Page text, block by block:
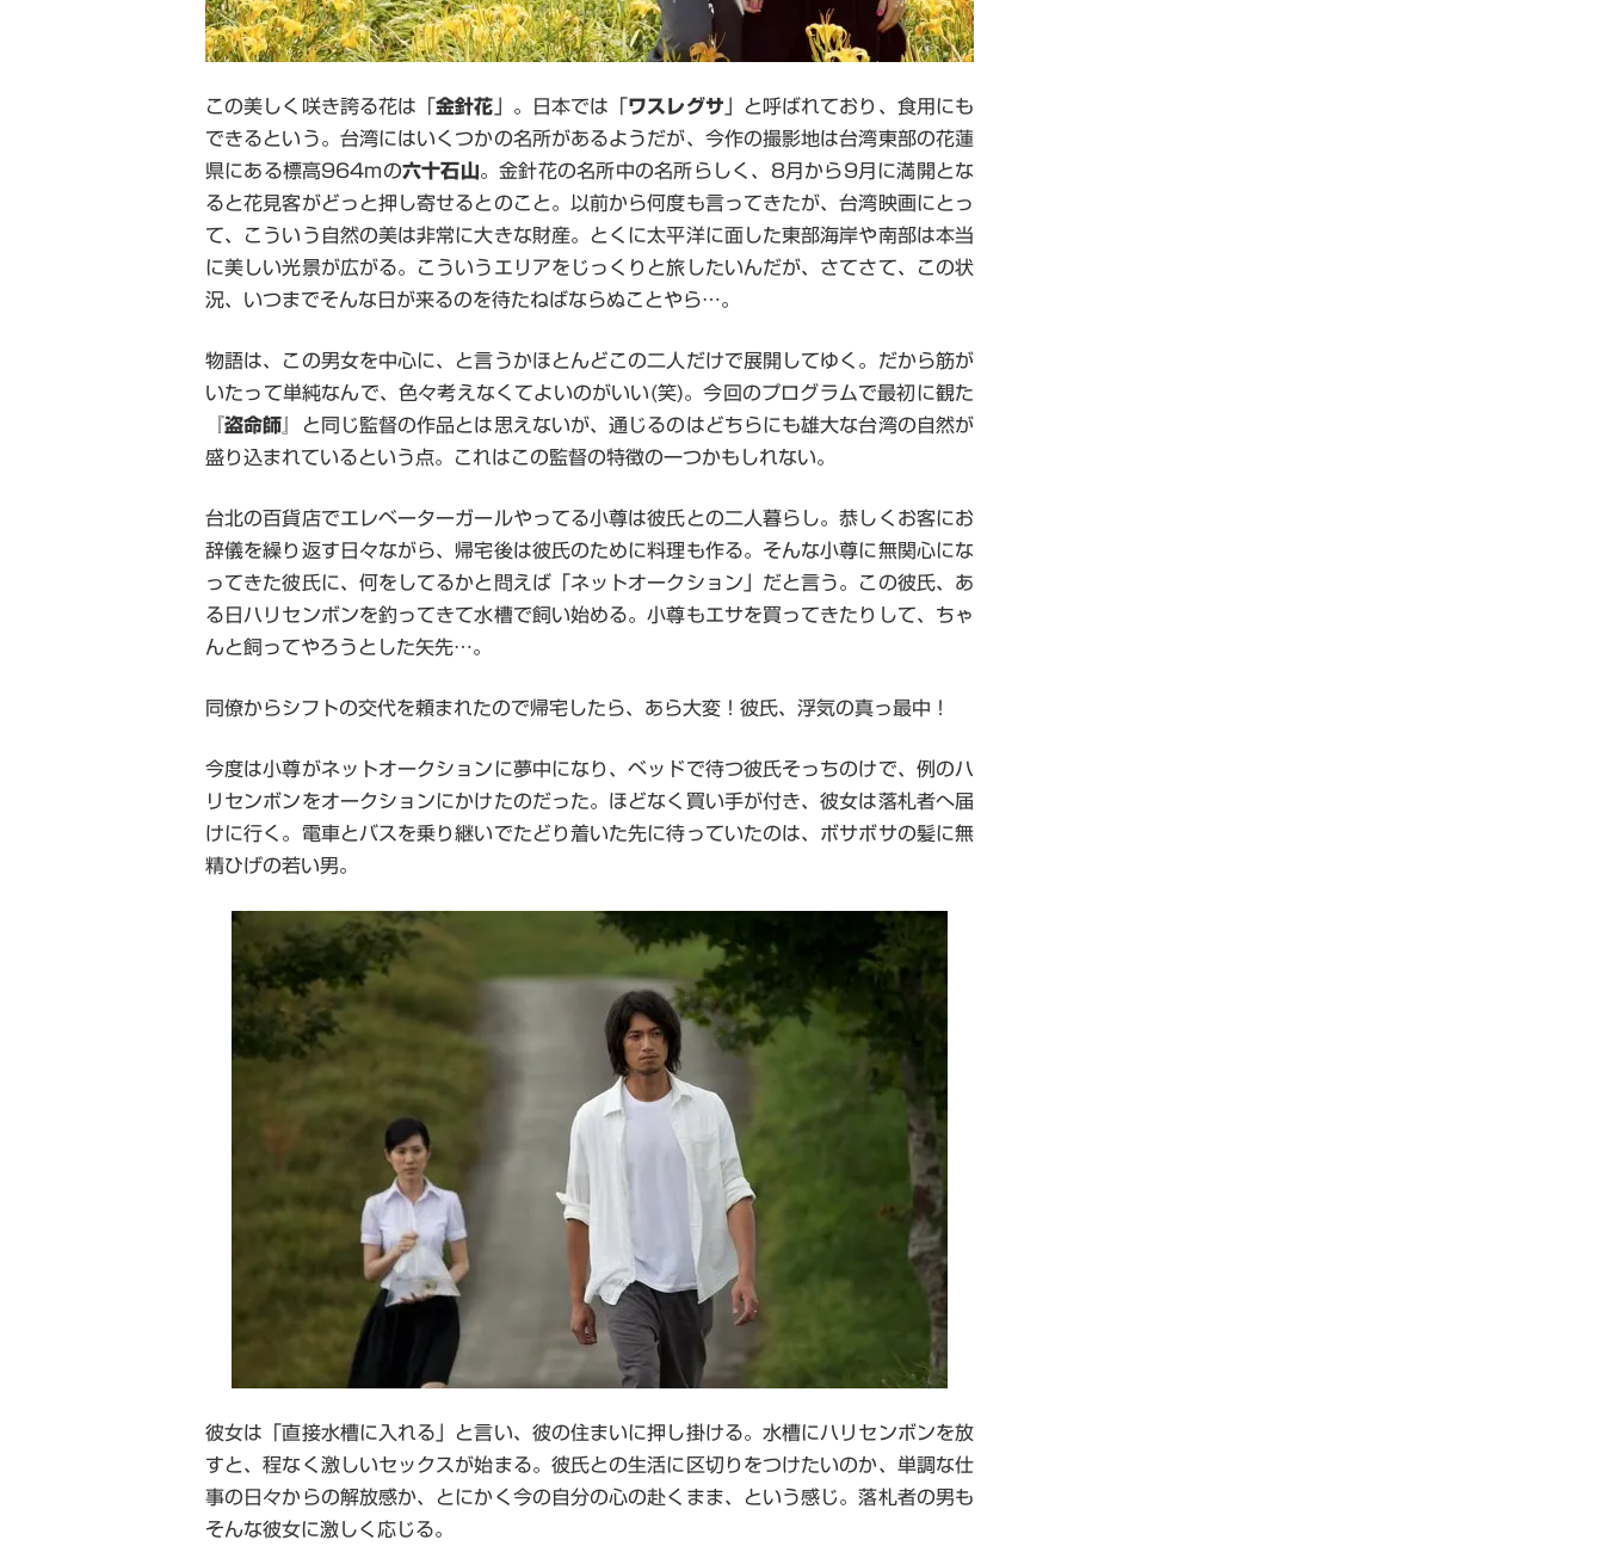
この美しく咲き誇る花は「金針花 」。日本では「 ワスレグサ 」と呼ばれており、食用にも
できるという。台湾にはいくつかの名所があるようだが、今作の撮影地は台湾東部の花蓮
県にある標高964mの六十石山。金針花の名所中の名所らしく、 8月から9月に満開とな
ると花見客がどっと押し寄せるとのこと。以前から何度も言ってきたが、台湾映画にとっ
て、こういう自然の美は非常に大きな財産。とくに太平洋に面した東部海岸や南部は本当
に美しい光景が広がる。こういうエリアをじっくりと旅したいんだが、さてさて、この状
況、いつまでそんな日が来るのを待たねばならぬことやら…。
物語は、この男女を中心に、と言うかほとんどこの二人だけで展開してゆく。だから筋が
いたって単純なんで、色々考えなくてよいのがいい(笑)。今回のプログラムで最初に観た
『盗命師 』と同じ監督の作品とは思えないが、通じるのはどちらにも雄大な台湾の自然が
盛り込まれているという点。これはこの監督の特徴の一つかもしれない。
台北の百貨店でエレベーターガールやってる小尊は彼氏との二人暮らし。恭しくお客にお
辞儀を繰り返す日々ながら、帰宅後は彼氏のために料理も作る。そんな小尊に無関心にな
ってきた彼氏に、何をしてるかと問えば「ネットオークション」だと言う。この彼氏、あ
る日ハリセンボンを釣ってきて水槽で飼い始める。小尊もエサを買ってきたりして、ちゃ
んと飼ってやろうとした矢先…。
同僚からシフトの交代を頼まれたので帰宅したら、あら大変！彼氏、浮気の真っ最中！
今度は小尊がネットオークションに夢中になり、ベッドで待つ彼氏そっちのけで、例のハ
リセンボンをオークションにかけたのだった。ほどなく買い手が付き、彼女は落札者へ届
けに行く。電車とバスを乗り継いでたどり着いた先に待っていたのは、ボサボサの髪に無
精ひげの若い男。
彼女は「直接水槽に入れる」と言い、彼の住まいに押し掛ける。水槽にハリセンボンを放
すと、程なく激しいセックスが始まる。彼氏との生活に区切りをつけたいのか、単調な仕
事の日々からの解放感か、とにかく今の自分の心の赴くまま、という感じ。落札者の男も
そんな彼女に激しく応じる。